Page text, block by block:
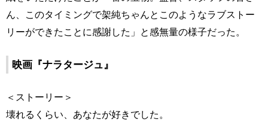
ん、このタイミングで架純ちゃんとこのようなラブストー
リーができたことに感謝した」と感無量の様子だった。
映画『ナラタージュ』
＜ストーリー＞
壊れるくらい、あなたが好きでした。